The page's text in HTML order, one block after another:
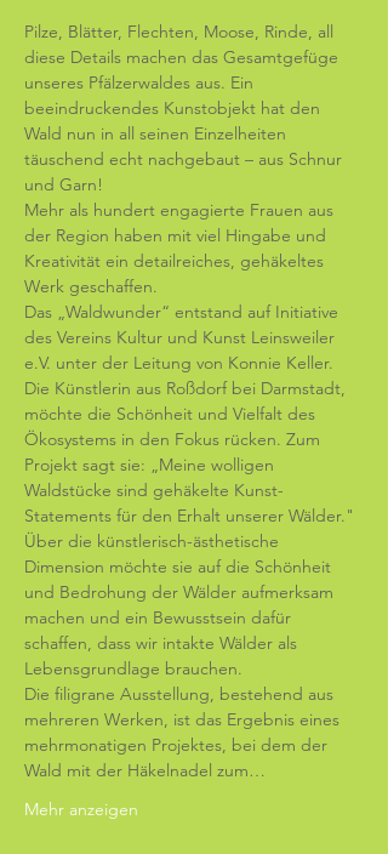
Pilze, Blätter, Flechten, Moose, Rinde, all
diese Details machen das Gesamtgefüge
unseres Pfälzerwaldes aus. Ein
beeindruckendes Kunstobjekt hat den
Wald nun in all seinen Einzelheiten
täuschend echt nachgebaut – aus Schnur
und Garn!
Mehr als hundert engagierte Frauen aus
der Region haben mit viel Hingabe und
Kreativität ein detailreiches, gehäkeltes
Werk geschaffen.
Das „Waldwunder“ entstand auf Initiative
des Vereins Kultur und Kunst Leinsweiler
e.V. unter der Leitung von Konnie Keller.
Die Künstlerin aus Roßdorf bei Darmstadt,
möchte die Schönheit und Vielfalt des
Ökosystems in den Fokus rücken. Zum
Projekt sagt sie: „Meine wolligen
Waldstücke sind gehäkelte Kunst-
Statements für den Erhalt unserer Wälder."
Über die künstlerisch-ästhetische
Dimension möchte sie auf die Schönheit
und Bedrohung der Wälder aufmerksam
machen und ein Bewusstsein dafür
schaffen, dass wir intakte Wälder als
Lebensgrundlage brauchen.
Die filigrane Ausstellung, bestehend aus
mehreren Werken, ist das Ergebnis eines
mehrmonatigen Projektes, bei dem der
Wald mit der Häkelnadel zum…
Mehr anzeigen